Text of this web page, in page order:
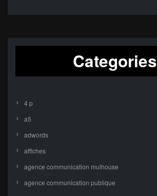
Categories
4 p
a5
adwords
affiches
agence communication mulhouse
agence communication publique